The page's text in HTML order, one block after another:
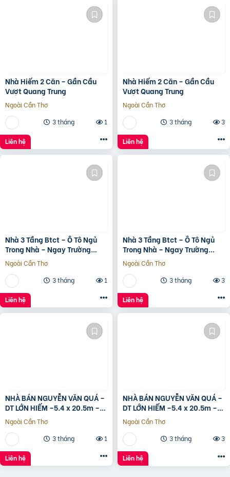
Nhà Hiếm 2 Căn – Gần Cầu
Vượt Quang Trung
Ngoài Cần Thơ
3 tháng
1
Liên hệ
Nhà Hiếm 2 Căn – Gần Cầu
Vượt Quang Trung
Ngoài Cần Thơ
3 tháng
3
Liên hệ
Nhà 3 Tầng Btct – Ô Tô Ngủ
Trong Nhà – Ngay Trường
Chinh
Ngoài Cần Thơ
3 tháng
1
Liên hệ
Nhà 3 Tầng Btct – Ô Tô Ngủ
Trong Nhà – Ngay Trường
Chinh
Ngoài Cần Thơ
3 tháng
3
Liên hệ
NHÀ BÁN NGUYỄN VĂN QUÁ –
DT LỚN HIẾM –5.4 x 20.5m –
GIÁ TỐT
Ngoài Cần Thơ
3 tháng
1
Liên hệ
NHÀ BÁN NGUYỄN VĂN QUÁ –
DT LỚN HIẾM –5.4 x 20.5m –
GIÁ TỐT
Ngoài Cần Thơ
3 tháng
3
Liên hệ